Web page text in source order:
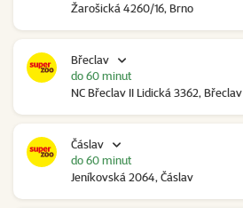
Žarošická 4260/16, Brno
Břeclav
NC Břeclav II Lidická 3362, Břeclav
do 60 minut
Čáslav
Jeníkovská 2064, Čáslav
do 60 minut